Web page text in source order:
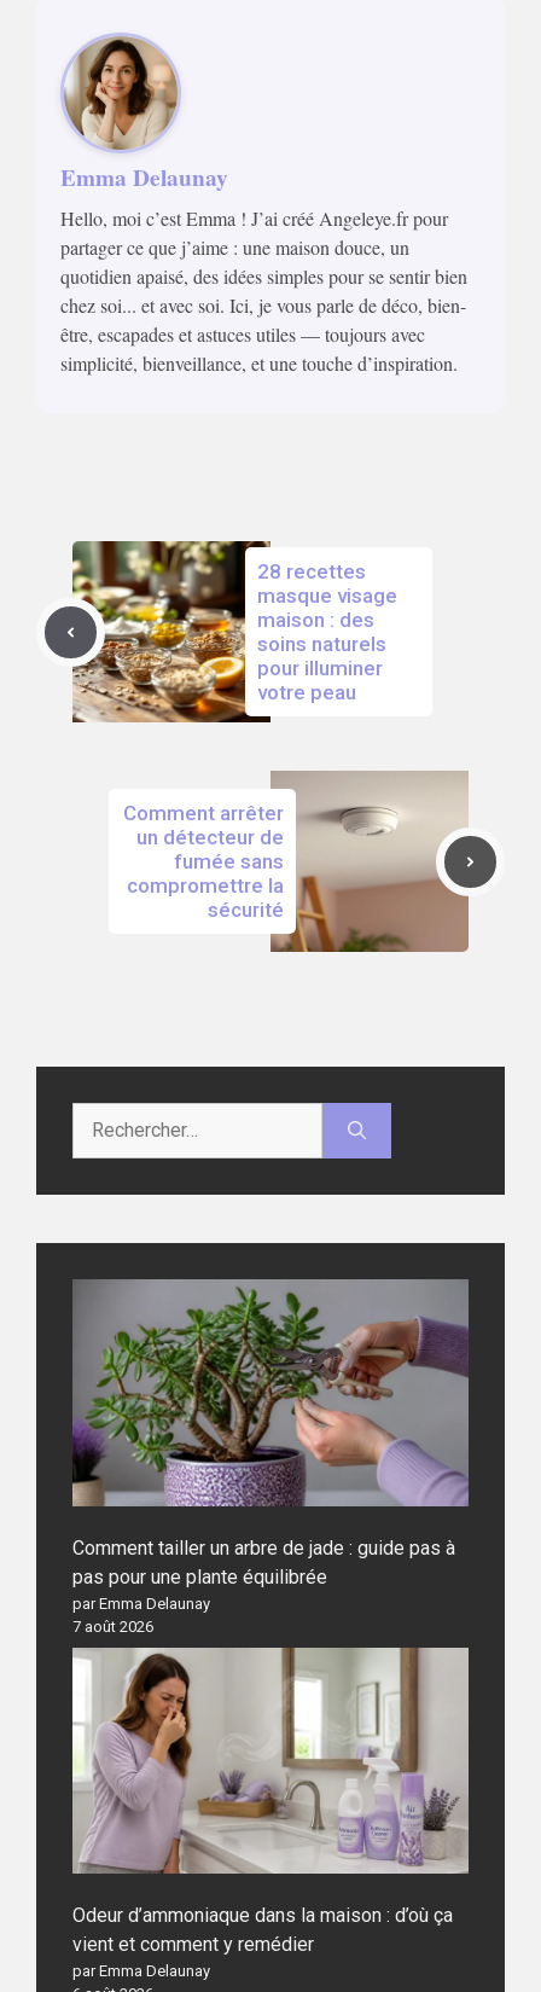
Emma Delaunay
Hello, moi c’est Emma ! J’ai créé Angeleye.fr pour
partager ce que j’aime : une maison douce, un
quotidien apaisé, des idées simples pour se sentir bien
chez soi... et avec soi. Ici, je vous parle de déco, bien-
être, escapades et astuces utiles — toujours avec
simplicité, bienveillance, et une touche d’inspiration.
28 recettes
masque visage
maison : des
soins naturels
pour illuminer
votre peau
Comment arrêter
un détecteur de
fumée sans
compromettre la
sécurité
Comment tailler un arbre de jade : guide pas à
pas pour une plante équilibrée
par Emma Delaunay
7 août 2026
Odeur d’ammoniaque dans la maison : d’où ça
vient et comment y remédier
par Emma Delaunay